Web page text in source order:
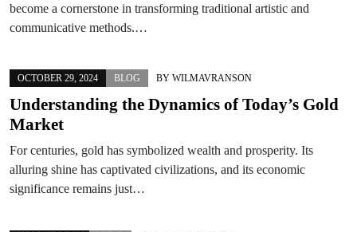
become a cornerstone in transforming traditional artistic and
communicative methods.…
OCTOBER 29, 2024 BLOG BY WILMAVRANSON
Understanding the Dynamics of Today’s Gold
Market
For centuries, gold has symbolized wealth and prosperity. Its
alluring shine has captivated civilizations, and its economic
significance remains just…